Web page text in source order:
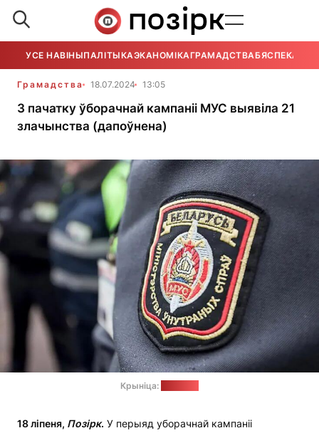
УСЕ НАВІНЫПАЛІТЫКАЭКАНОМІКАГРАМАДСТВАБЯСПЕКА
Грамадства 18.07.2024 13:05
З пачатку ўборачнай кампаніі МУС выявіла 21
злачынства (дапоўнена)
Крыніца:
18 ліпеня, Позірк. У перыяд уборачнай кампаніі